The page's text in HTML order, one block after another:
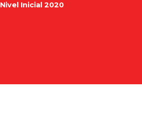
Nivel Inicial 2020